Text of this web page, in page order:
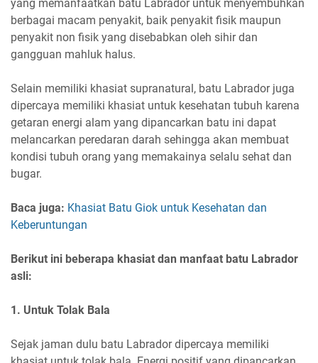
yang memanfaatkan batu Labrador untuk menyembuhkan
berbagai macam penyakit, baik penyakit fisik maupun
penyakit non fisik yang disebabkan oleh sihir dan
gangguan mahluk halus.
Selain memiliki khasiat supranatural, batu Labrador juga
dipercaya memiliki khasiat untuk kesehatan tubuh karena
getaran energi alam yang dipancarkan batu ini dapat
melancarkan peredaran darah sehingga akan membuat
kondisi tubuh orang yang memakainya selalu sehat dan
bugar.
Baca juga: Khasiat Batu Giok untuk Kesehatan dan
Keberuntungan
Berikut ini beberapa khasiat dan manfaat batu Labrador
asli:
1. Untuk Tolak Bala
Sejak jaman dulu batu Labrador dipercaya memiliki